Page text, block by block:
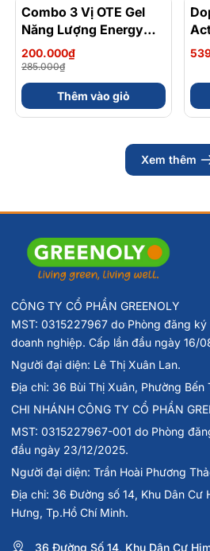
- 30%
Combo 3 Vị OTE Gel
Năng Lượng Energy
Gel Kết Hợp
Carbohydrate Điện Giải
56gram 82kcal
200.000₫
285.000₫
Thêm vào giỏ
30
Xem thêm
CÔNG TY CỔ PHẦN GREENOLY
MST: 0315227967 do Phòng đăng
doanh nghiệp. Cấp lần đầu ngày 16/
Người đại diện: Lê Thị Xuân Lan.
Địa chỉ: 36 Bùi Thị Xuân, Phường Bến
CHI NHÁNH CÔNG TY CỔ PHẦN
MST: 0315227967-001 do Phòng
đầu ngày 23/12/2025.
Người đại diện: Trần Hoài Phương
Địa chỉ: 36 Đường số 14, Khu Dân Cư
Hưng, Tp.Hồ Chí Minh.
36 Đường Số 14, Khu Dân Cư